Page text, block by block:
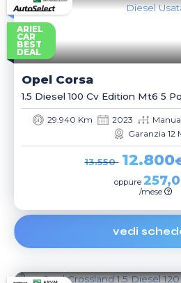
ARIEL
CAR
BEST
DEAL
Opel Corsa
1.5 Diesel 100 Cv Edition Mt6 5
29.940 Km 2023
Garanzia 12
13.550 12.800
oppure
/mese
vedi